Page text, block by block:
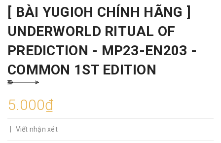
[ BÀI YUGIOH CHÍNH HÃNG ]
UNDERWORLD RITUAL OF
PREDICTION - MP23-EN203 -
COMMON 1ST EDITION
5.000₫
Viết nhận xét